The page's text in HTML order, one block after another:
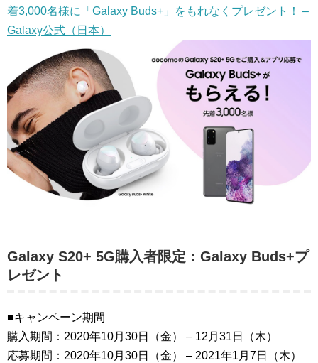
着3,000名様に「Galaxy Buds+」をもれなくプレゼント！ –
Galaxy公式（日本）
Galaxy S20+ 5G購入者限定：Galaxy Buds+プ
レゼント
■キャンペーン期間
購入期間：2020年10月30日（金） – 12月31日（木）
応募期間：2020年10月30日（金） – 2021年1月7日（木）